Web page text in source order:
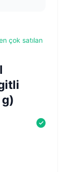
çok satılan